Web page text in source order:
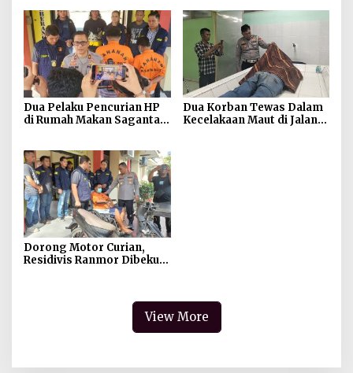
Dua Pelaku Pencurian HP
di Rumah Makan Saganta
!!
Dua Korban Tewas Dalam
Kecelakaan Maut di Jalan
Dorong Motor Curian,
Residivis Ranmor Dibekuk
View More